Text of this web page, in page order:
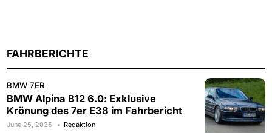
FAHRBERICHTE
BMW 7ER
BMW Alpina B12 6.0: Exklusive
Krönung des 7er E38 im Fahrbericht
June 25, 2026 Redaktion